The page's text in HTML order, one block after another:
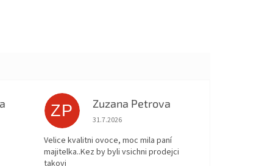
5 z 5 hvězdiček.ZP Zuzana Petrova
Hodnocení obchodu je 5 z 5 hvězdiček.
31.7.2026
Velice kvalitni ovoce, moc mila paní
majitelka..Kez by byli vsichni prodejci
takovi